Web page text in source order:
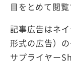
目をとめて閲
記事広告はネ
形式の広告）
サプライヤー